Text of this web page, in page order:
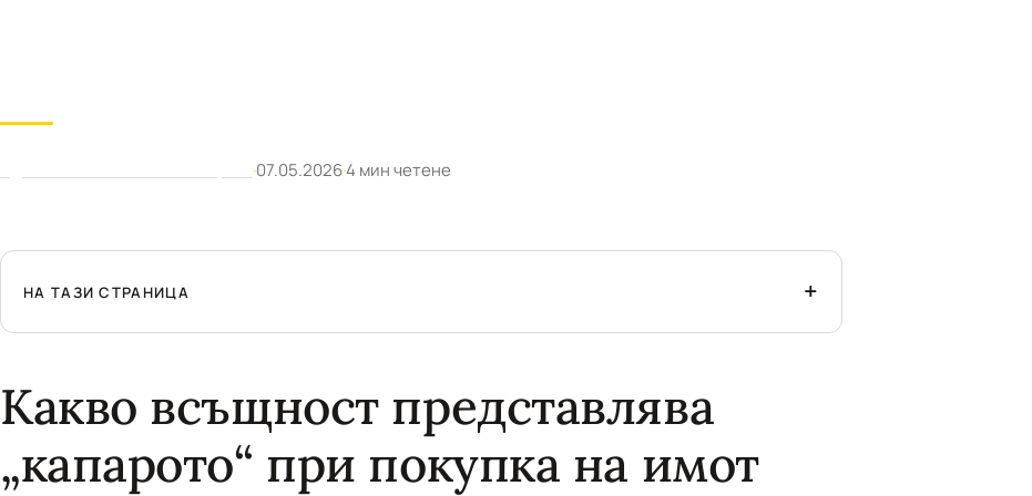
·07.05.2026·4 мин четене
НА ТАЗИ СТРАНИЦА
Какво всъщност представлява
„капарото“ при покупка на имот